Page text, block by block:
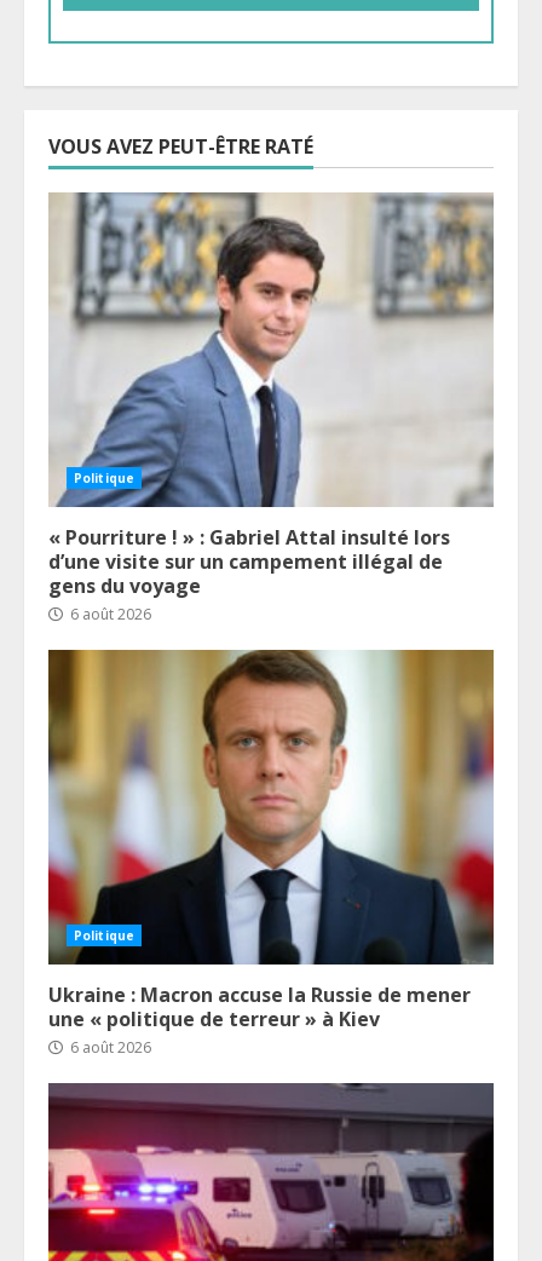
VOUS AVEZ PEUT-ÊTRE RATÉ
Politique
« Pourriture ! » : Gabriel Attal insulté lors
d’une visite sur un campement illégal de
gens du voyage
6 août 2026
Politique
Ukraine : Macron accuse la Russie de mener
une « politique de terreur » à Kiev
6 août 2026